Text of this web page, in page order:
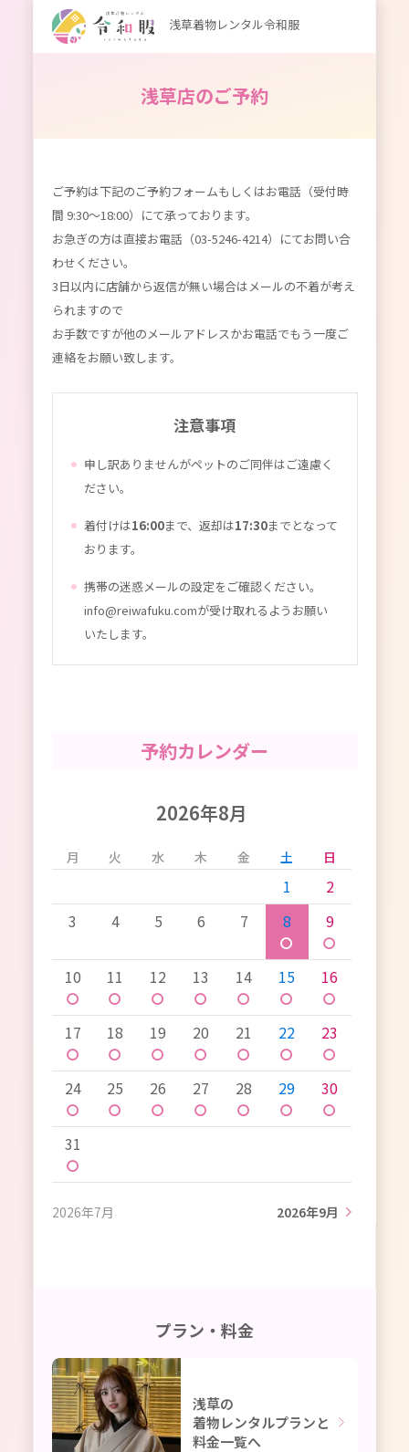
浅草着物レンタル令和服
浅草店のご予約
ご予約は下記のご予約フォームもしくはお電話（受付時
間 9:30～18:00）にて承っております。
お急ぎの方は直接お電話（03-5246-4214）にてお問い合
わせください。
3日以内に店舗から返信が無い場合はメールの不着が考え
られますので
お手数ですが他のメールアドレスかお電話でもう一度ご
連絡をお願い致します。
注意事項
申し訳ありませんがペットのご同伴はご遠慮く
ださい。
着付けは16:00まで、返却は17:30までとなって
おります。
携帯の迷惑メールの設定をご確認ください。
info@reiwafuku.comが受け取れるようお願い
いたします。
予約カレンダー
2026年8月
月 火 水 木 金 土 日
1
2
3
4 5 6 7 8
〇
9
〇
10
〇
11
〇
12
〇
13
〇
14
〇
15
〇
16
〇
17
〇
18
〇
19
〇
20
〇
21
〇
22
〇
23
〇
24
〇
25
〇
26
〇
27
〇
28
〇
29
〇
30
〇
31
〇
2026年7月 2026年9月
プラン・料金
浅草の
着物レンタルプランと
料金一覧へ